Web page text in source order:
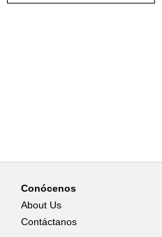
Conócenos
About Us
Contáctanos